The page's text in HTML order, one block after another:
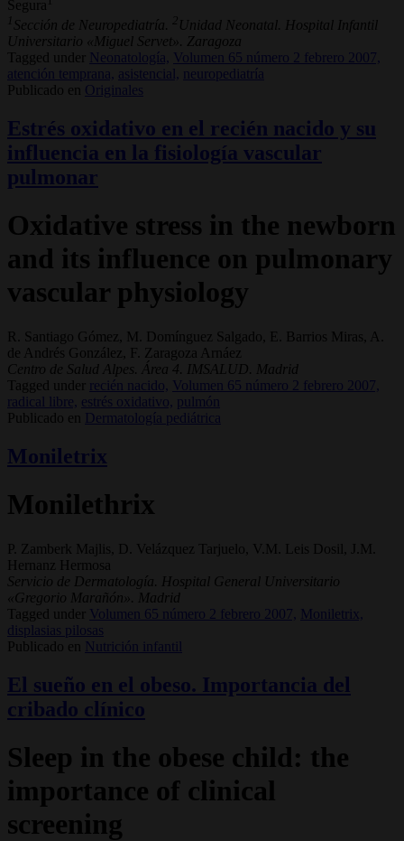
Segura
1 Sección de Neuropediatría. 2 Unidad Neonatal. Hospital Infantil
Universitario «Miguel Servet». Zaragoza
Tagged under
Neonatología,
Volumen 65 número 2 febrero 2007,
atención temprana, asistencial,
neuropediatría
Publicado en
Originales
Estrés oxidativo en el recién nacido y su
influencia en la fisiología vascular
pulmonar
Oxidative stress in the newborn
and its influence on pulmonary
vascular physiology
R. Santiago Gómez, M. Domínguez Salgado, E. Barrios Miras, A.
de Andrés González, F. Zaragoza Arnáez
Centro de Salud Alpes. Área 4. IMSALUD. Madrid
Tagged under
recién nacido,
Volumen 65 número 2 febrero 2007,
radical libre, estrés oxidativo, pulmón
Publicado en
Dermatología pediátrica
Moniletrix
Monilethrix
P. Zamberk Majlis, D. Velázquez Tarjuelo, V.M. Leis Dosil, J.M.
Hernanz Hermosa
Servicio de Dermatología. Hospital General Universitario
«Gregorio Marañón». Madrid
Tagged under
Volumen 65 número 2 febrero 2007,
Moniletrix,
displasias pilosas
Publicado en
Nutrición infantil
El sueño en el obeso. Importancia del
cribado clínico
Sleep in the obese child: the
importance of clinical
screening